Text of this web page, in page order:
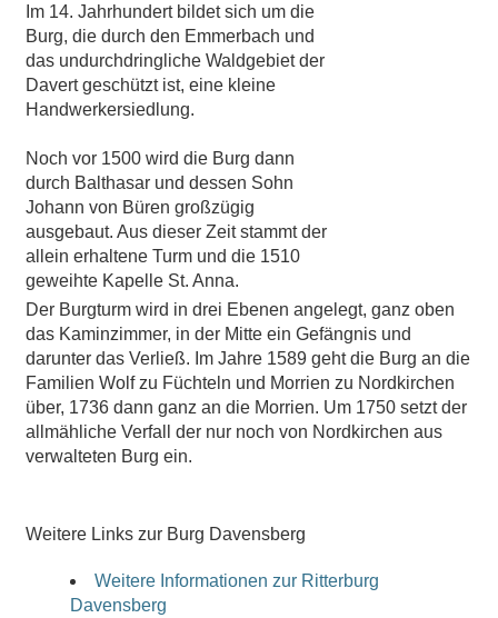
Im 14. Jahrhundert bildet sich um die
Burg, die durch den Emmerbach und
das undurchdringliche Waldgebiet der
Davert geschützt ist, eine kleine
Handwerkersiedlung.
Noch vor 1500 wird die Burg dann
durch Balthasar und dessen Sohn
Johann von Büren großzügig
ausgebaut. Aus dieser Zeit stammt der
allein erhaltene Turm und die 1510
geweihte Kapelle St. Anna.
Der Burgturm wird in drei Ebenen angelegt, ganz oben
das Kaminzimmer, in der Mitte ein Gefängnis und
darunter das Verließ. Im Jahre 1589 geht die Burg an die
Familien Wolf zu Füchteln und Morrien zu Nordkirchen
über, 1736 dann ganz an die Morrien. Um 1750 setzt der
allmähliche Verfall der nur noch von Nordkirchen aus
verwalteten Burg ein.
Weitere Links zur Burg Davensberg
Weitere Informationen zur Ritterburg
Davensberg